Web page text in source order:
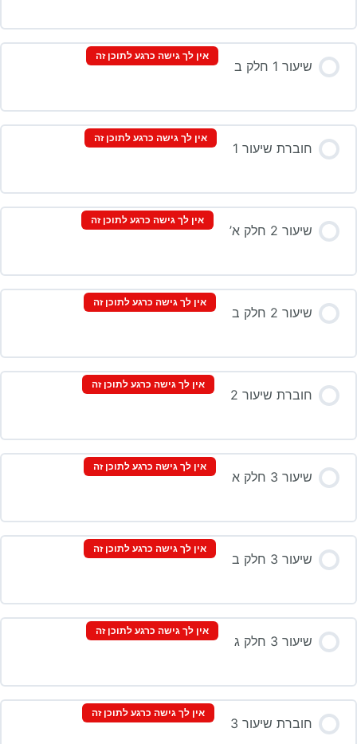
שיעור 1 חלק ב
אין לך גישה כרגע לתוכן זה
חוברת שיעור 1
אין לך גישה כרגע לתוכן זה
שיעור 2 חלק א’
אין לך גישה כרגע לתוכן זה
שיעור 2 חלק ב
אין לך גישה כרגע לתוכן זה
חוברת שיעור 2
אין לך גישה כרגע לתוכן זה
שיעור 3 חלק א
אין לך גישה כרגע לתוכן זה
שיעור 3 חלק ב
אין לך גישה כרגע לתוכן זה
שיעור 3 חלק ג
אין לך גישה כרגע לתוכן זה
חוברת שיעור 3
אין לך גישה כרגע לתוכן זה